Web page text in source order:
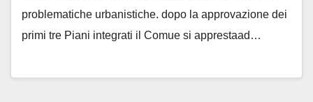
problematiche urbanistiche. dopo la approvazione dei
primi tre Piani integrati il Comue si apprestaad…